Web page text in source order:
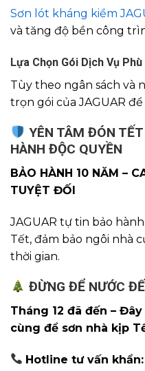
Sơn lót kháng kiềm
và tăng độ bền công
Lựa Chọn Gói Dịch Vụ Phù
Tùy theo ngân sách và
trọn gói của JAGUAR
YÊN TÂM ĐÓN
HÀNH ĐỘC QUYỀN
BẢO HÀNH 10 NĂM –
TUYỆT ĐỐI
JAGUAR tự tin bảo
Tết, đảm bảo ngôi nhà
thời gian.
ĐỪNG ĐỂ NƯỚC
Tháng 12 đã đến –
cùng để sơn nhà kịp
Hotline tư vấn khẩn: